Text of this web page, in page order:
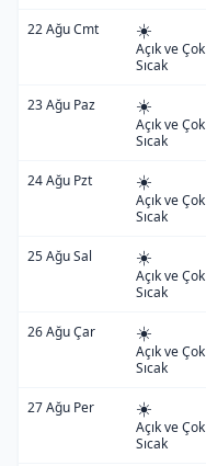
22 Ağu Cmt ☀️
Açık ve Çok
Sıcak
23 Ağu Paz ☀️
Açık ve Çok
Sıcak
24 Ağu Pzt ☀️
Açık ve Çok
Sıcak
25 Ağu Sal ☀️
Açık ve Çok
Sıcak
26 Ağu Çar ☀️
Açık ve Çok
Sıcak
27 Ağu Per ☀️
Açık ve Çok
Sıcak